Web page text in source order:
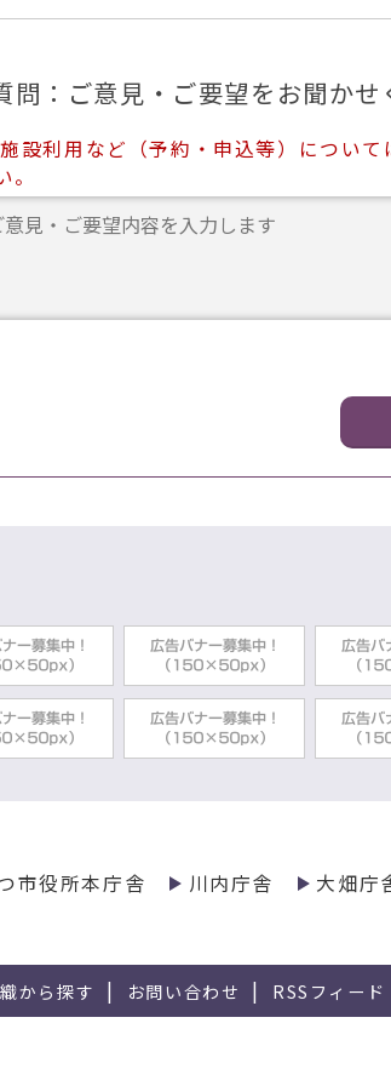
問：ご意見・ご要望をお聞かせ
設利用など（予約・申込等）について
。
市役所本庁舎 川内庁舎 大畑庁
から探す お問い合わせ RSSフィード